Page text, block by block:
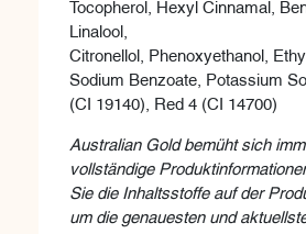
Tocopherol, Hexyl Cinnamal,
Linalool,
Citronellol Phenoxyethanol,
Sodium Benzoate, Potassium
(CI 19140), Red 4 (CI 14700)
Australian Gold bemüht sich
vollständige
Sie die Inhaltsstoffe auf der
um die genauesten und